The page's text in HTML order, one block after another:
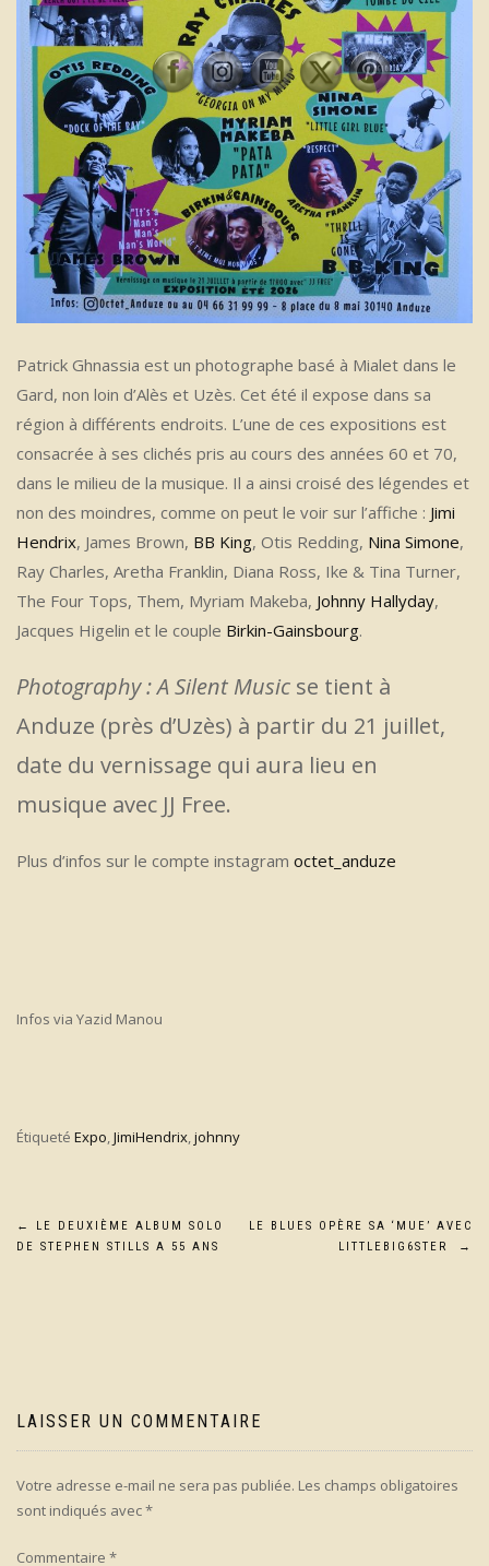
Patrick Ghnassia est un photographe basé à Mialet dans le
Gard, non loin d’Alès et Uzès. Cet été il expose dans sa
région à différents endroits. L’une de ces expositions est
consacrée à ses clichés pris au cours des années 60 et 70,
dans le milieu de la musique. Il a ainsi croisé des légendes et
non des moindres, comme on peut le voir sur l’affiche : Jimi
Hendrix, James Brown, BB King, Otis Redding, Nina Simone,
Ray Charles, Aretha Franklin, Diana Ross, Ike & Tina Turner,
The Four Tops, Them, Myriam Makeba, Johnny Hallyday,
Jacques Higelin et le couple Birkin-Gainsbourg.
Photography : A Silent Music se tient à
Anduze (près d’Uzès) à partir du 21 juillet,
date du vernissage qui aura lieu en
musique avec JJ Free.
Plus d’infos sur le compte instagram octet_anduze
Infos via Yazid Manou
Étiqueté Expo,JimiHendrix,johnny
Navigation
←
LE DEUXIÈME ALBUM SOLO
DE STEPHEN STILLS A 55 ANS
LE BLUES OPÈRE SA ‘MUE’ AVEC
LITTLEBIG6STER
→
LAISSER UN COMMENTAIRE
Votre adresse e-mail ne sera pas publiée. Les champs obligatoires
sont indiqués avec*
Commentaire *